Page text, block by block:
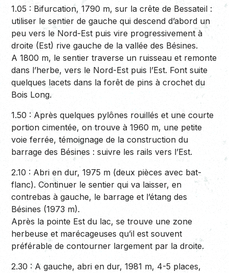
1.05 : Bifurcation, 1790 m, sur la crête de Bessateil :
utiliser le sentier de gauche qui descend d’abord un
peu vers le Nord-Est puis vire progressivement à
droite (Est) rive gauche de la vallée des Bésines.
A 1800 m, le sentier traverse un ruisseau et remonte
dans l’herbe, vers le Nord-Est puis l’Est. Font suite
quelques lacets dans la forêt de pins à crochet du
Bois Long.
1.50 : Après quelques pylônes rouillés et une courte
portion cimentée, on trouve à 1960 m, une petite
voie ferrée, témoignage de la construction du
barrage des Bésines : suivre les rails vers l’Est.
2.10 : Abri en dur, 1975 m (deux pièces avec bat-
flanc). Continuer le sentier qui va laisser, en
contrebas à gauche, le barrage et l’étang des
Bésines (1973 m).
Après la pointe Est du lac, se trouve une zone
herbeuse et marécageuses qu’il est souvent
préférable de contourner largement par la droite.
2.30 : A gauche, abri en dur, 1981 m, 4-5 places,